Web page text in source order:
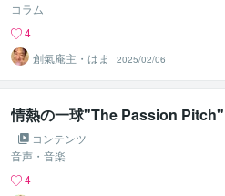
コラム
4
創氣庵主・はま
2025/02/06
情熱の一球"The Passion Pitch"
コンテンツ
音声・音楽
4